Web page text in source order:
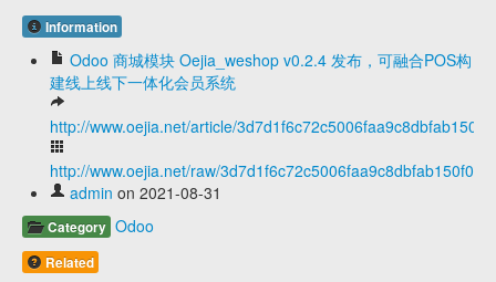
Information
Odoo 商城模块 Oejia_weshop v0.2.4 发布，可融合POS构
建线上线下一体化会员系统
http://www.oejia.net/article/
http://www.oejia.net/raw/3d7d1f6c72c5006faa9c8dbfab150f01
admin on 2021-08-31
Category Odoo
Related